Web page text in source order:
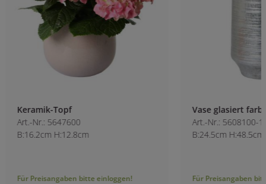
Keramik-Topf
Art.-Nr.: 5647600
B:16.2cm H:12.8cm
Für Preisangaben bitte einloggen!
Vase glasiert
Art.-Nr.: 5608100-
B:24.5cm H:48.5cm
Für Preisangaben